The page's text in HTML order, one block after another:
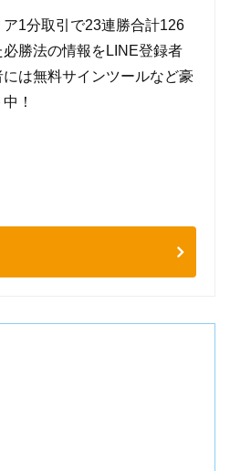
1分取引で23連勝合計126
勝法の情報をLINE登録者
は無料サインツールなど豪
！